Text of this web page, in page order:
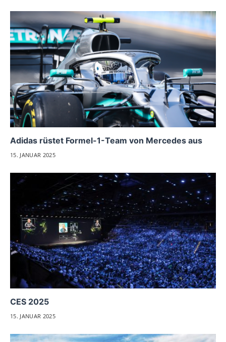
Adidas rüstet Formel-1-Team von Mercedes aus
15. JANUAR 2025
CES 2025
15. JANUAR 2025